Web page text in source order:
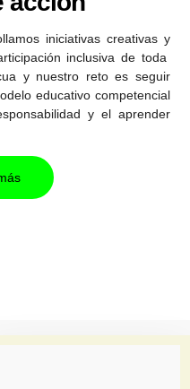
iniciativas creativas y
inclusiva de toda
y nuestro reto es seguir
educativo competencial
y el aprender